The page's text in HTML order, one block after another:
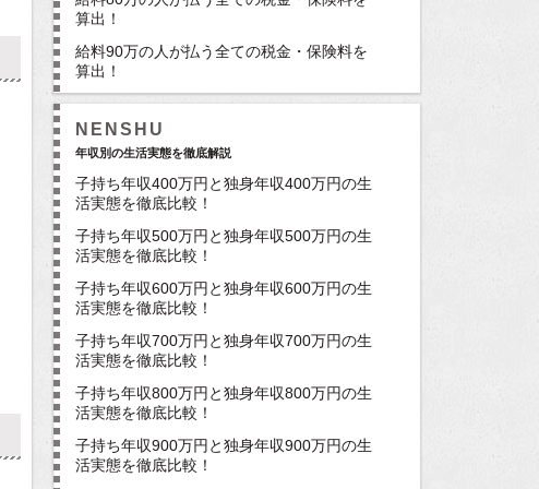
算出！
給料90万の人が払う全ての税金・保険料を
算出！
NENSHU
年収別の生活実態を徹底解説
子持ち年収400万円と独身年収400万円の生
活実態を徹底比較！
子持ち年収500万円と独身年収500万円の生
活実態を徹底比較！
子持ち年収600万円と独身年収600万円の生
活実態を徹底比較！
子持ち年収700万円と独身年収700万円の生
活実態を徹底比較！
子持ち年収800万円と独身年収800万円の生
活実態を徹底比較！
子持ち年収900万円と独身年収900万円の生
活実態を徹底比較！